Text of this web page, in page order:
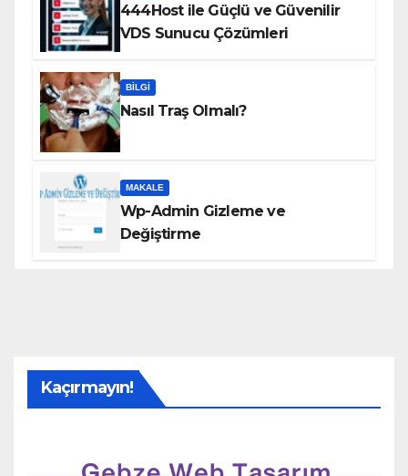
444Host ile Güçlü ve Güvenilir
VDS Sunucu Çözümleri
BILGI
Nasıl Traş Olmalı?
MAKALE
Wp-Admin Gizleme ve
Değiştirme
Kaçırmayın!